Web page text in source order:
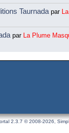
Taurnada par
par La Plume
2.3.7 © 2008-2026,